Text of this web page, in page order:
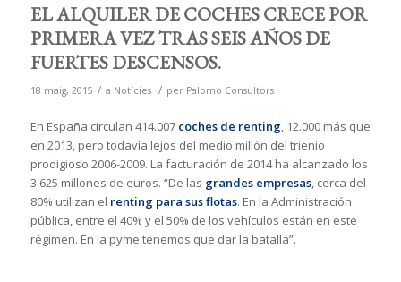
EL ALQUILER DE COCHES CRECE POR
PRIMERA VEZ TRAS SEIS AÑOS DE
FUERTES DESCENSOS.
18 maig, 2015 / a Notícies / per Palomo Consultors
En España circulan 414.007 coches de renting, 12.000 más que
en 2013, pero todavía lejos del medio millón del trienio
prodigioso 2006-2009. La facturación de 2014 ha alcanzado los
3.625 millones de euros. “De las grandes empresas, cerca del
80% utilizan el renting para sus flotas. En la Administración
pública, entre el 40% y el 50% de los vehículos están en este
régimen. En la pyme tenemos que dar la batalla”.